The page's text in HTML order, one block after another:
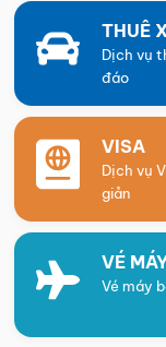
THUÊ
Dịch vụ
đáo
VISA
Dịch vụ
giản
VÉ
Vé máy